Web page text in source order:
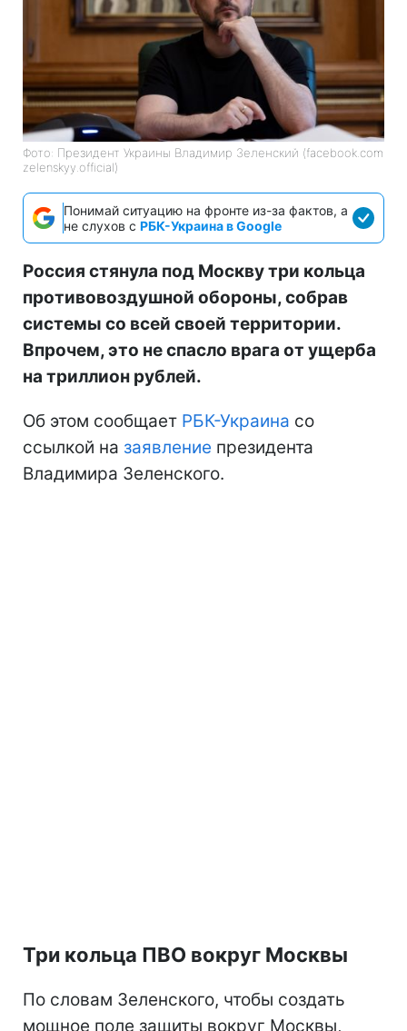
Фото: Президент Украины Владимир Зеленский (facebook.com
zelenskyy.official)
Понимай ситуацию на фронте из-за фактов, а
не слухов с РБК-Украина в Google
Россия стянула под Москву три кольца
противовоздушной обороны, собрав
системы со всей своей территории.
Впрочем, это не спасло врага от ущерба
на триллион рублей.
Об этом сообщает РБК-Украина со
ссылкой на заявление президента
Владимира Зеленского.
Три кольца ПВО вокруг Москвы
По словам Зеленского, чтобы создать
мощное поле защиты вокруг Москвы,